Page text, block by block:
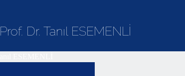
Prof. Dr. Tanıl ESEMENLİ